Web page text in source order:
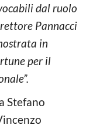
dal ruolo
Pannacci
in
per il
Stefano